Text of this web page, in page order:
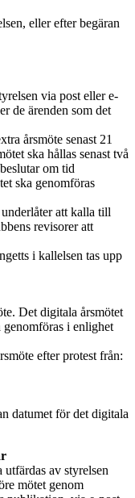
eller efter begäran
via post eller e-
de ärenden som det
årsmöte senast 21
ska hållas senast två
om tid
ska genomföras
att kalla till
revisorer att
i kallelsen tas upp
Det digitala årsmötet
i enlighet
efter protest från:
datumet för det digitala
av styrelsen
mötet genom